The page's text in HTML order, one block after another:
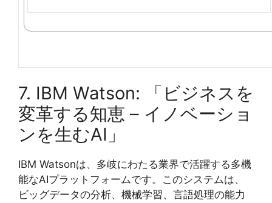
7. IBM Watson: 「ビジネスを
変革する知恵 – イノベーショ
ンを生むAI」
IBM Watsonは、多岐にわたる業界で活躍する多機
能なAIプラットフォームです。このシステムは、
ビッグデータの分析、機械学習、言語処理の能力